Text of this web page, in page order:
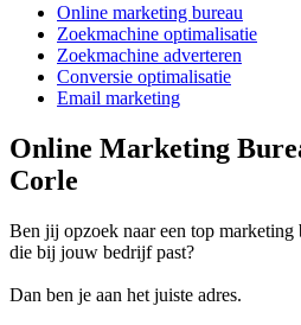
Online marketing bureau
Zoekmachine optimalisatie
Zoekmachine adverteren
Conversie optimalisatie
Email marketing
Online Marketing
Corle
Ben jij opzoek naar een top
die bij jouw bedrijf past?
Dan ben je aan het juiste adres.